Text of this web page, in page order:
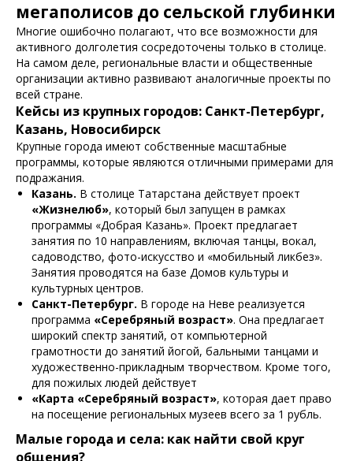
мегаполисов до сельской глубинки
Многие ошибочно полагают, что все возможности для
активного долголетия сосредоточены только в столице.
На самом деле, региональные власти и общественные
организации активно развивают аналогичные проекты по
всей стране.
Кейсы из крупных городов: Санкт-Петербург,
Казань, Новосибирск
Крупные города имеют собственные масштабные
программы, которые являются отличными примерами для
подражания.
Казань. В столице Татарстана действует проект
«Жизнелюб», который был запущен в рамках
программы «Добрая Казань». Проект предлагает
занятия по 10 направлениям, включая танцы, вокал,
садоводство, фото-искусство и «мобильный ликбез».
Занятия проводятся на базе Домов культуры и
культурных центров.
Санкт-Петербург. В городе на Неве реализуется
программа «Серебряный возраст». Она предлагает
широкий спектр занятий, от компьютерной
грамотности до занятий йогой, бальными танцами и
художественно-прикладным творчеством. Кроме того,
для пожилых людей действует
«Карта «Серебряный возраст», которая дает право
на посещение региональных музеев всего за 1 рубль.
Малые города и села: как найти свой круг
общения?